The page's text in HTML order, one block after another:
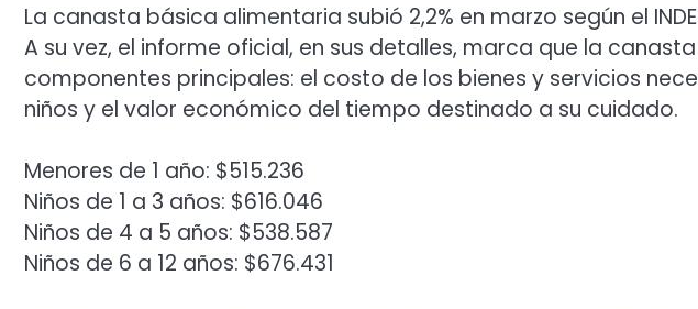
La canasta básica alimentaria subió 2,2% en marzo según el
A su vez, el informe oficial, en sus detalles, marca que la
componentes principales: el costo de los bienes y servicios
niños y el valor económico del tiempo destinado a su cuidado.
Menores de 1 año: $515.236
Niños de 1 a 3 años: $616.046
Niños de 4 a 5 años: $538.587
Niños de 6 a 12 años: $676.431